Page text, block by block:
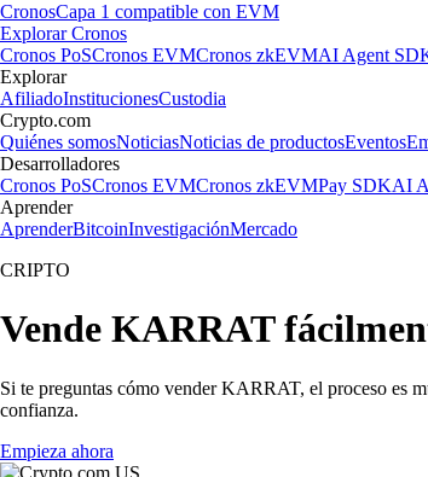
CronosCapa 1 compatible con EVM
Explorar Cronos
Cronos PoSCronos EVMCronos zkEVMAI Agent
Explorar
AfiliadoInstitucionesCustodia
Crypto.com
Quiénes somosNoticiasNoticias de productosEventos
Desarrolladores
Cronos PoSCronos EVMCronos zkEVMPay SDKAI
Aprender
AprenderBitcoinInvestigaciónMercado
CRIPTO
Vende KARRAT
Si te preguntas cómo vender KARRAT, el proceso es
confianza.
Empieza ahora